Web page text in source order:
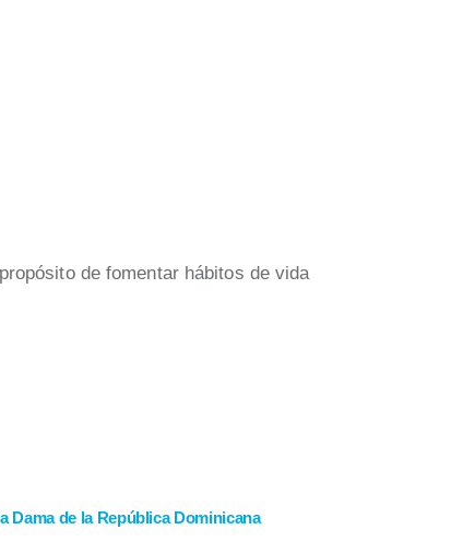
de fomentar hábitos de vida
Dama de la República Dominicana